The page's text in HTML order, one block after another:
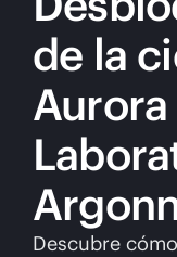
de la
Aurora
Descubre